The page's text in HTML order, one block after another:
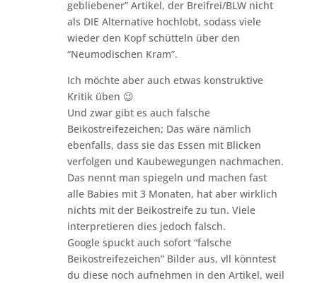
gebliebener” Artikel, der Breifrei/BLW nicht
als DIE Alternative hochlobt, sodass viele
wieder den Kopf schütteln über den
“Neumodischen Kram”.
Ich möchte aber auch etwas konstruktive
Kritik üben 😉
Und zwar gibt es auch falsche
Beikostreifezeichen; Das wäre nämlich
ebenfalls, dass sie das Essen mit Blicken
verfolgen und Kaubewegungen nachmachen.
Das nennt man spiegeln und machen fast
alle Babies mit 3 Monaten, hat aber wirklich
nichts mit der Beikostreife zu tun. Viele
interpretieren dies jedoch falsch.
Google spuckt auch sofort “falsche
Beikostreifezeichen” Bilder aus, vll könntest
du diese noch aufnehmen in den Artikel, weil